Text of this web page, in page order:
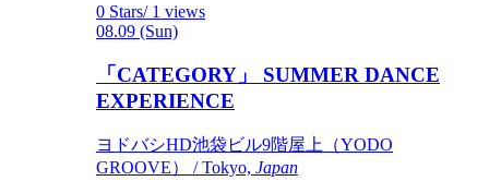
0 Stars/ 1 views
08.09 (Sun)
「CATEGORY」 SUMMER DANCE
EXPERIENCE
ヨドバシHD池袋ビル9階屋上（YODO
GROOVE） / Tokyo, Japan